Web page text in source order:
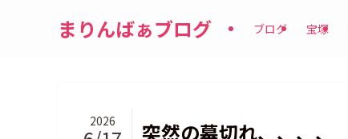
まりんばぁブログ ブログ 宝塚
突然の幕切れ、、、、
2026